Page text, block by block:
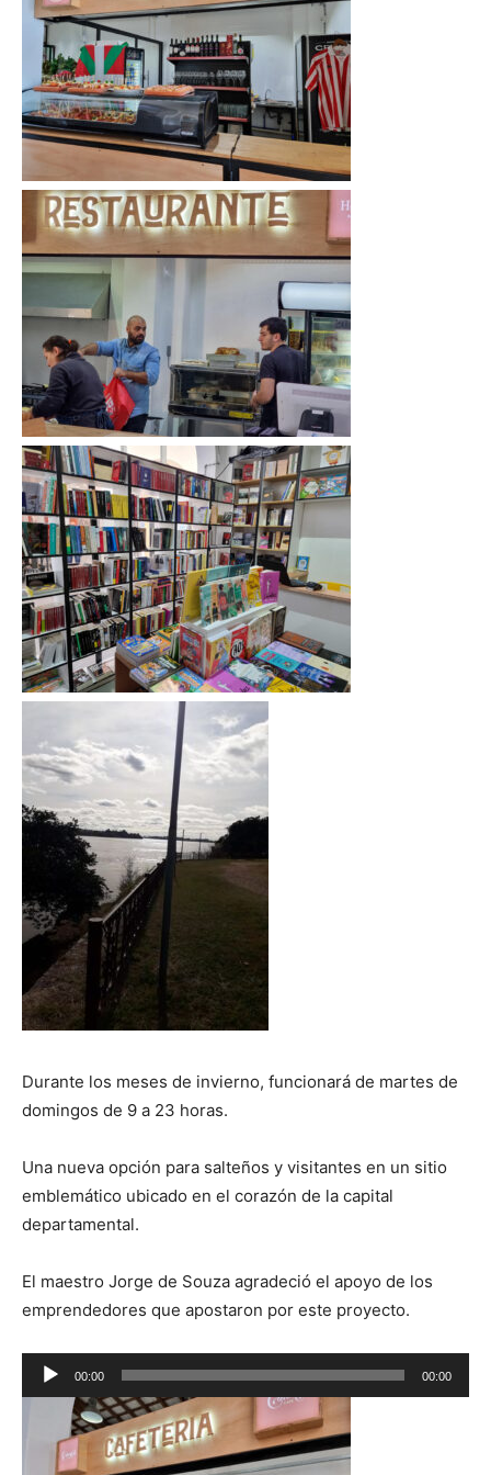
Durante los meses de invierno, funcionará de martes de
domingos de 9 a 23 horas.
Una nueva opción para salteños y visitantes en un sitio
emblemático ubicado en el corazón de la capital
departamental.
El maestro Jorge de Souza agradeció el apoyo de los
emprendedores que apostaron por este proyecto.
e
00:00 00:00